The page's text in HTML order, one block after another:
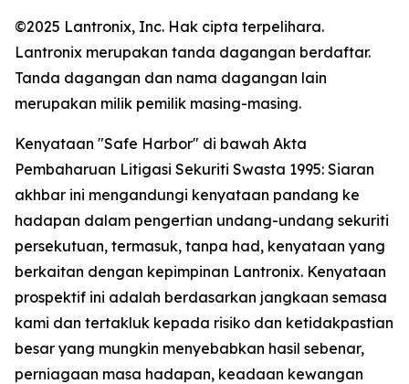
©2025 Lantronix, Inc. Hak cipta terpelihara.
Lantronix merupakan tanda dagangan berdaftar.
Tanda dagangan dan nama dagangan lain
merupakan milik pemilik masing-masing.
Kenyataan "Safe Harbor" di bawah Akta
Pembaharuan Litigasi Sekuriti Swasta 1995: Siaran
akhbar ini mengandungi kenyataan pandang ke
hadapan dalam pengertian undang-undang sekuriti
persekutuan, termasuk, tanpa had, kenyataan yang
berkaitan dengan kepimpinan Lantronix. Kenyataan
prospektif ini adalah berdasarkan jangkaan semasa
kami dan tertakluk kepada risiko dan ketidakpastian
besar yang mungkin menyebabkan hasil sebenar,
perniagaan masa hadapan, keadaan kewangan